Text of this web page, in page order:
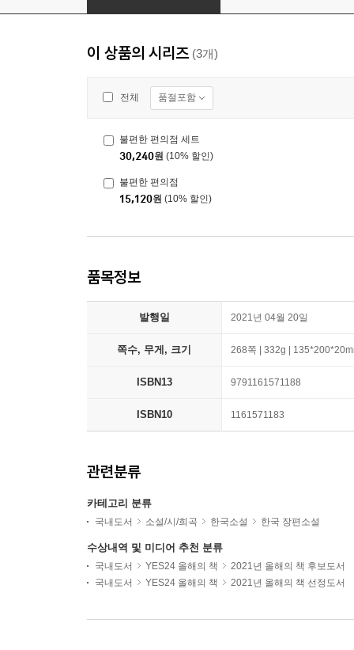
이 상품의 시리즈 (3개)
전체 품절포함
불편한 편의점 세트
30,240원 (10% 할인)
불편한 편의점
15,120원 (10% 할인)
품목정보
발행일 2021년 04월 20일
쪽수, 무게, 크기 268쪽 | 332g |
ISBN13 9791161571188
ISBN10 1161571183
관련분류
카테고리 분류
국내도서 소설/시/희곡 한국소설 한국 장편소설
수상내역 및 미디어 추천 분류
국내도서 YES24 올해의 책
2021년 올해의 책 후보도서
국내도서
YES24 올해의 책 2021년 올해의 책 선정도서